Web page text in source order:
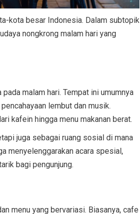
kota besar Indonesia. Dalam subtopik
nongkrong malam hari yang
malam hari. Tempat ini umumnya
lembut dan musik.
kafein hingga menu makanan berat.
juga sebagai ruang sosial di mana
menyelenggarakan acara spesial,
bagi pengunjung.
menu yang bervariasi. Biasanya, cafe